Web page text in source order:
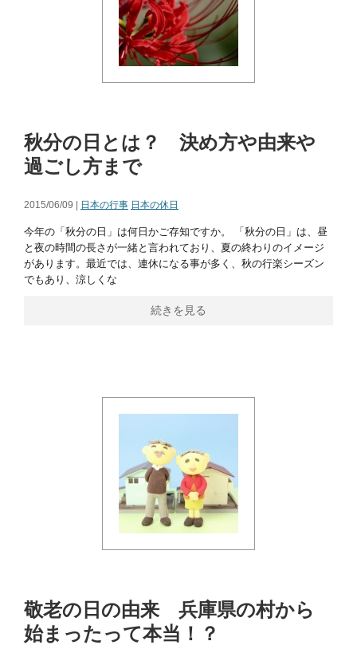
秋分の日とは？ 決め方や由来や
過ごし方まで
2015/06/09 | 日本の行事 日本の休日
今年の「秋分の日」は何日かご存知ですか。 「秋分の日」は、昼
と夜の時間の長さが一緒と言われており、夏の終わりのイメージ
があります。最近では、連休になる事が多く、秋の行楽シーズン
でもあり、涼しくな
続きを見る
敬老の日の由来 兵庫県の村から
始まったって本当！？